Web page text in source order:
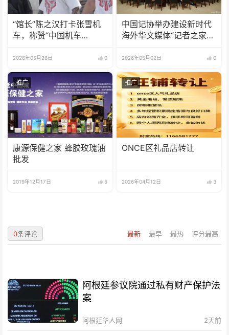
“馆长”陈之汉打卡张雪机
车，称赞“中国机车
2026年05月26日 0
中国记协举办建设新时代
海外华文媒体“记者之家”
2026年05月02日 0
推广
康源保健之家 蜂胶玫瑰油
批发
2019年12月17日 5
推广
ONCE区礼品店转让
2026年04月12日 3
最新 最早 最热 评分最高
0条评论
阿根廷参议院通过私有财产保护法
案
阿根廷华人网 2天前